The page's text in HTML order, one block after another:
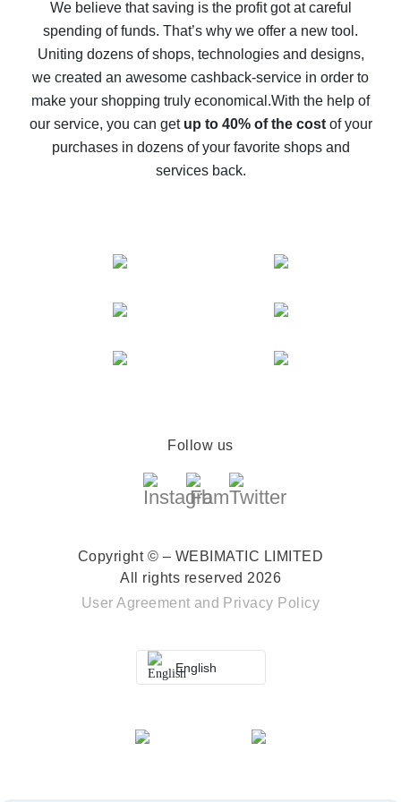
10% cash back on AliExpress - the impossible is
possible
The best cash back on AliExpress - how to find it
The best cash back service for AliExpress - let's
compare offers
We believe that saving is the profit got at careful
spending of funds. That’s why we offer a new tool.
Uniting dozens of shops, technologies and designs,
we created an awesome cashback-service in order to
make your shopping truly economical.With the help of
our service, you can get up to 40% of the costof your
purchases in dozens of your favorite shops and
services back.
Follow us
Copyright © – WEBIMATIC LIMITED
All rights reserved 2026
User Agreement and Privacy Policy
English